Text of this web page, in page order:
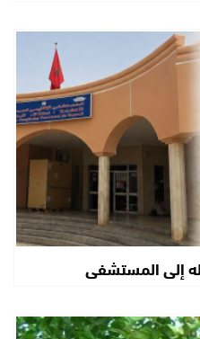
إلى المستشفى